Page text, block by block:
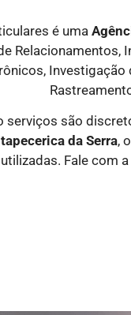
é uma
Relacionamentos,
Investigação
serviços são
da Serra,
Fale com